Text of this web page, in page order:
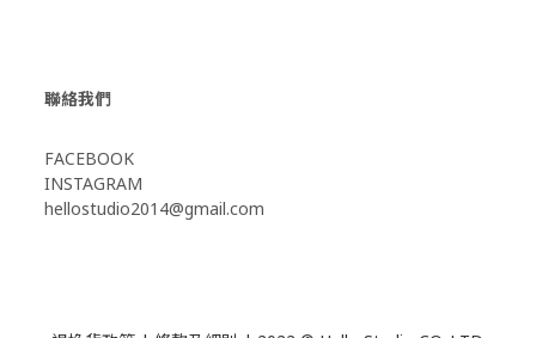
聯絡我們
FACEBOOK
INSTAGRAM
hellostudio2014@gmail.com